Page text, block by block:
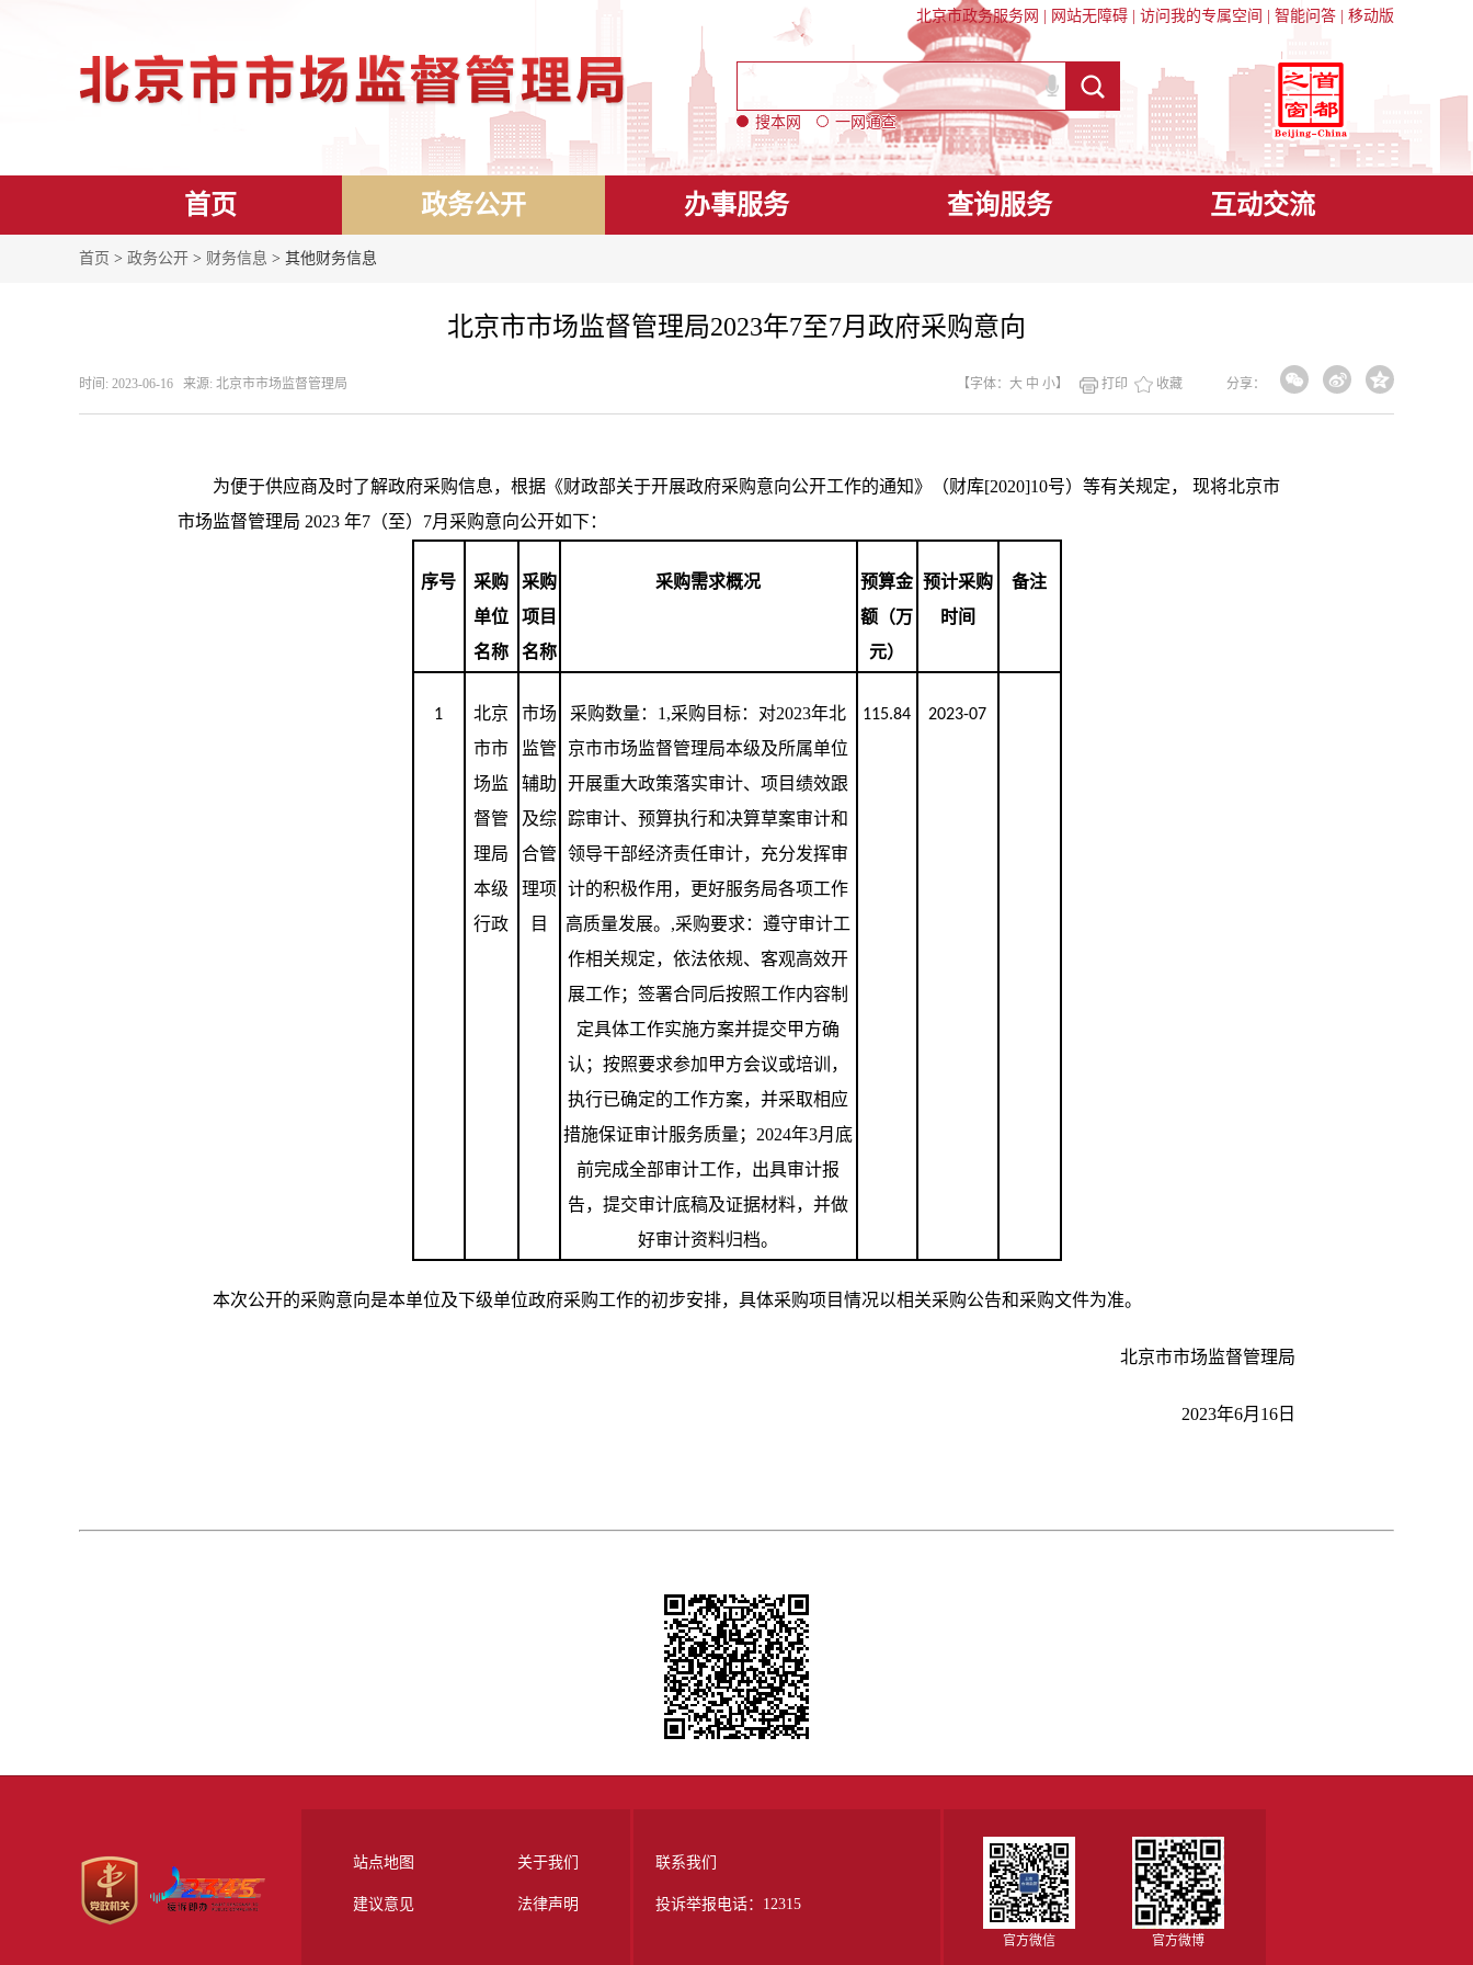
北京市政务服务网 网站无障碍 访问我的专属空间 智能问答 移动版
搜本网 一网通查
首页 政务公开 办事服务 查询服务 互动交流
首页 > 政务公开 > 财务信息 > 其他财务信息
北京市市场监督管理局2023年7至7月政府采购意向
时间: 2023-06-16 来源: 北京市市场监督管理局 分享：
【字体： 大 中 小】 打印 收藏
为便于供应商及时了解政府采购信息，根据《财政部关于开展政府采购意向公开工作的通知》（财库[2020]10号）等有关规定， 现将北京市
市场监督管理局 2023 年7（至）7月采购意向公开如下：
序号
采购
单位
名称
采购
项目
名称
采购需求概况
预算金
额（万
元）
预计采购
时间
备注
1
北京
市市
场监
督管
理局
本级
行政
市场
监管
辅助
及综
合管
理项
目
采购数量： 1,采购目标：对2023年北
京市市场监督管理局本级及所属单位
开展重大政策落实审计、项目绩效跟
踪审计、预算执行和决算草案审计和
领导干部经济责任审计，充分发挥审
计的积极作用，更好服务局各项工作
高质量发展。 ,采购要求：遵守审计工
作相关规定，依法依规、客观高效开
展工作；签署合同后按照工作内容制
定具体工作实施方案并提交甲方确
认；按照要求参加甲方会议或培训，
执行已确定的工作方案，并采取相应
措施保证审计服务质量； 2024年3月底
前完成全部审计工作，出具审计报
告，提交审计底稿及证据材料，并做
好审计资料归档。
115.84 2023-07
本次公开的采购意向是本单位及下级单位政府采购工作的初步安排，具体采购项目情况以相关采购公告和采购文件为准。
北京市市场监督管理局
2023年6月16日
站点地图 关于我们
建议意见 法律声明
联系我们
投诉举报电话：12315
官方微信 官方微博